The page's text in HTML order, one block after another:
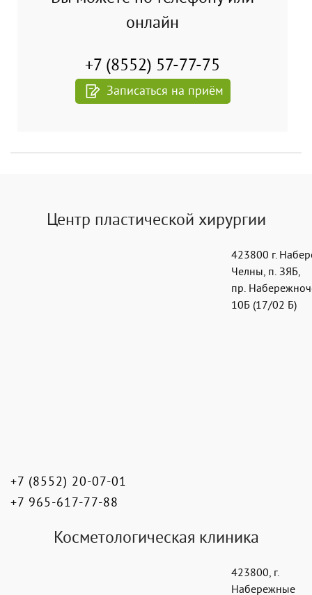
онлайн
+7 (8552) 57-77-75
Записаться на приём
Центр пластической хирургии
423800 г.
Челны, п. ЗЯБ,
пр.
10Б (17/02 Б)
+7 (8552) 20-07-01
+7 965-617-77-88
Косметологическая клиника
423800, г.
Набережные